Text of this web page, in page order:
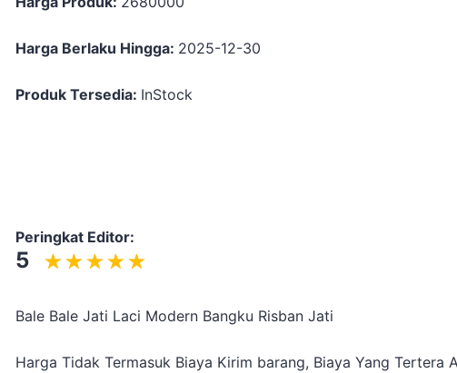
Harga Berlaku Hingga: 2025-12-30
Produk Tersedia: InStock
Peringkat Editor:
5
Bale Bale Jati Laci Modern Bangku Risban Jati
Harga Tidak Termasuk Biaya Kirim barang, Biaya Yang Tertera